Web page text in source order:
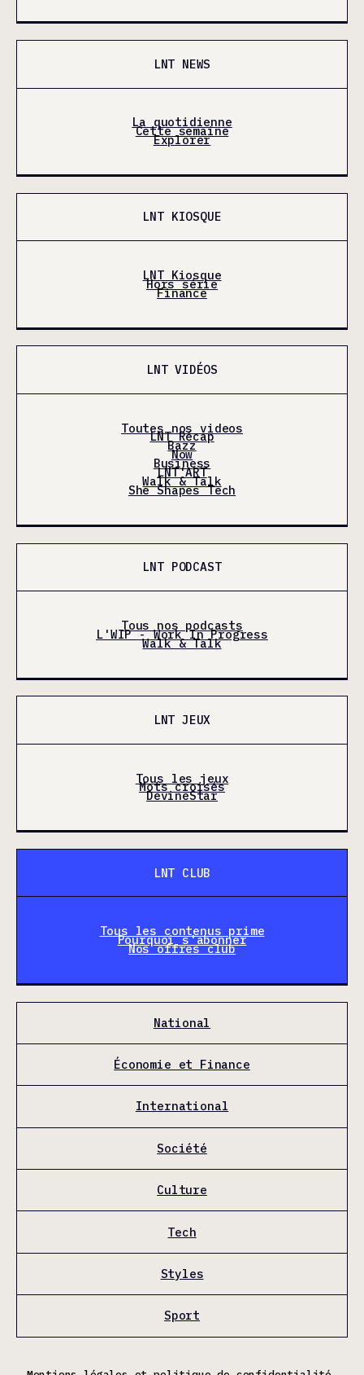
LNT NEWS
La quotidienne
Cette semaine
Explorer
LNT KIOSQUE
LNT Kiosque
Hors série
Finance
LNT VIDÉOS
Toutes nos videos
LNT Récap
Bazz
Now
Business
LNT'ART
Walk & Talk
She Shapes Tech
LNT PODCAST
Tous nos podcasts
L'WIP - Work In Progress
Walk & Talk
LNT JEUX
Tous les jeux
Mots croisés
DevineStar
LNT CLUB
Tous les contenus prime
Pourquoi s'abonner
Nos offres club
National
Économie et Finance
International
Société
Culture
Tech
Styles
Sport